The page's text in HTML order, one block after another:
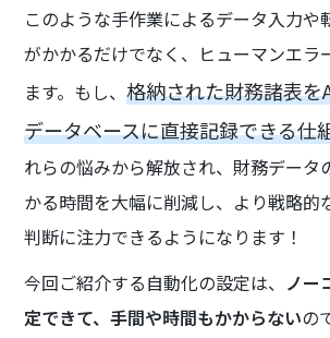
このような手作業によるデータ入力や
がかかるだけでなく、ヒューマンエラ
ます。もし、格納された財務諸表を
データベースに直接記録できる仕
れらの悩みから解放され、財務データ
かる時間を大幅に削減し、より戦略的
判断に注力できるようになります！
今回ご紹介する自動化の設定は、 ノー
定できて、手間や時間もかからないの